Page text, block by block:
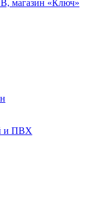
магазин «Ключ»
и ПВХ